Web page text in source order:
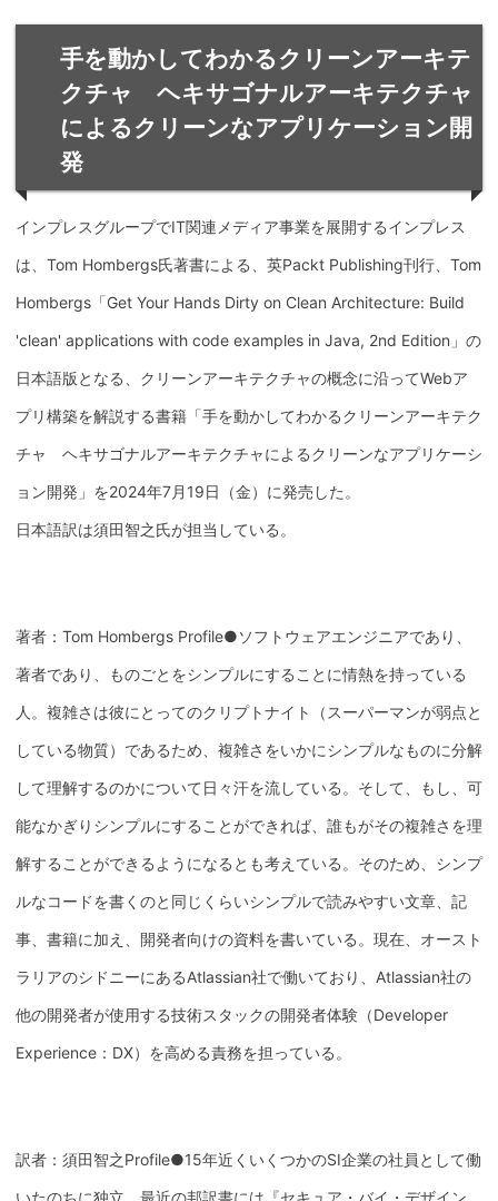
手を動かしてわかるクリーンアーキテ
クチャ ヘキサゴナルアーキテクチャ
によるクリーンなアプリケーション開
発
インプレスグループでIT関連メディア事業を展開するインプレス
は、Tom Hombergs氏著書による、英Packt Publishing刊行、Tom
Hombergs「Get Your Hands Dirty on Clean Architecture: Build
'clean' applications with code examples in Java, 2nd Edition」の
日本語版となる、クリーンアーキテクチャの概念に沿ってWebア
プリ構築を解説する書籍「手を動かしてわかるクリーンアーキテク
チャ ヘキサゴナルアーキテクチャによるクリーンなアプリケーシ
ョン開発」を2024年7月19日（金）に発売した。
日本語訳は須田智之氏が担当している。
著者：Tom Hombergs Profile●ソフトウェアエンジニアであり、
著者であり、ものごとをシンプルにすることに情熱を持っている
人。複雑さは彼にとってのクリプトナイト（スーパーマンが弱点と
している物質）であるため、複雑さをいかにシンプルなものに分解
して理解するのかについて日々汗を流している。そして、もし、可
能なかぎりシンプルにすることができれば、誰もがその複雑さを理
解することができるようになるとも考えている。そのため、シンプ
ルなコードを書くのと同じくらいシンプルで読みやすい文章、記
事、書籍に加え、開発者向けの資料を書いている。現在、オースト
ラリアのシドニーにあるAtlassian社で働いており、Atlassian社の
他の開発者が使用する技術スタックの開発者体験（Developer
Experience：DX）を高める責務を担っている。
訳者：須田智之Profile●15年近くいくつかのSI企業の社員として働